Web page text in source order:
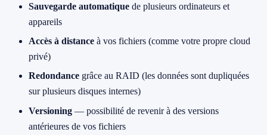
Sauvegarde automatique de plusieurs ordinateurs et
appareils
Accès à distance à vos fichiers (comme votre propre cloud
privé)
Redondance grâce au RAID (les données sont dupliquées
sur plusieurs disques internes)
Versioning — possibilité de revenir à des versions
antérieures de vos fichiers